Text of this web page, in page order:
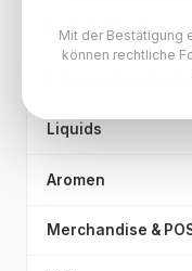
Pods & Akkuträger
E-Zigaretten &
Liquids
Aromen
Merchandise &
Mit der Bestätigung
können rechtliche